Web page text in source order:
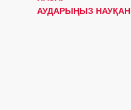
АУДАРЫҢЫЗ НАУҚАН